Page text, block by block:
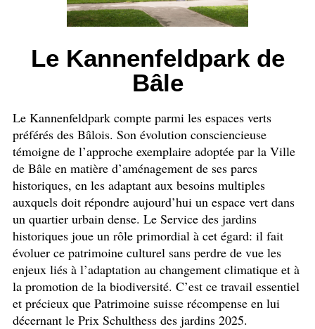
Le Kannenfeldpark de
Bâle
Le Kannenfeldpark compte parmi les espaces verts
préférés des Bâlois. Son évolution consciencieuse
témoigne de l’approche exemplaire adoptée par la Ville
de Bâle en matière d’aménagement de ses parcs
historiques, en les adaptant aux besoins multiples
auxquels doit répondre aujourd’hui un espace vert dans
un quartier urbain dense. Le Service des jardins
historiques joue un rôle primordial à cet égard: il fait
évoluer ce patrimoine culturel sans perdre de vue les
enjeux liés à l’adaptation au changement climatique et à
la promotion de la biodiversité. C’est ce travail essentiel
et précieux que Patrimoine suisse récompense en lui
décernant le Prix Schulthess des jardins 2025.